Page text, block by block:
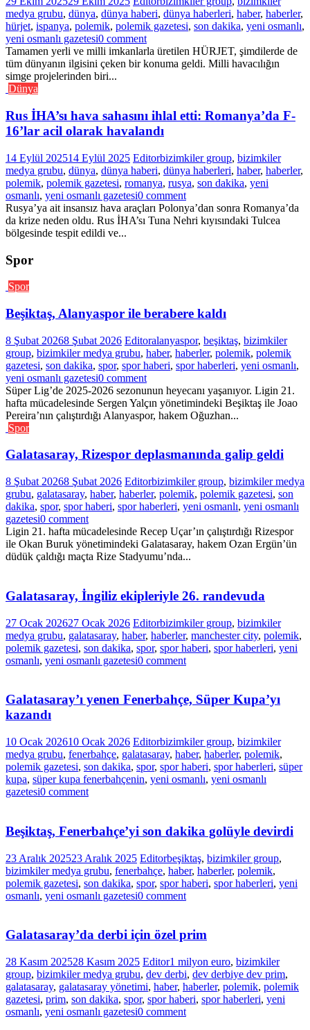
medya grubu, dünya, dünya haberi, dünya haberleri, haber, haberler,
hürjet, ispanya, polemik, polemik gazetesi, son dakika, yeni osmanlı,
yeni osmanlı gazetesi0 comment
Tamamen yerli ve milli imkanlarla üretilen HÜRJET, şimdilerde de
tüm dünyanın ilgisini çeken bir konuma geldi. Milli havacılığın
simge projelerinden biri...
Dünya
Rus İHA’sı hava sahasını ihlal etti: Romanya’da F-
16’lar acil olarak havalandı
14 Eylül 202514 Eylül 2025 Editorbizimkiler group, bizimkiler
medya grubu, dünya, dünya haberi, dünya haberleri, haber, haberler,
polemik, polemik gazetesi, romanya, rusya, son dakika, yeni
osmanlı, yeni osmanlı gazetesi0 comment
Rusya’ya ait insansız hava araçları Polonya’dan sonra Romanya’da
da krize neden oldu. Rus İHA’sı Tuna Nehri kıyısındaki Tulcea
bölgesinde tespit edildi ve...
Spor
Spor
Beşiktaş, Alanyaspor ile berabere kaldı
8 Şubat 20268 Şubat 2026 Editoralanyaspor, beşiktaş, bizimkiler
group, bizimkiler medya grubu, haber, haberler, polemik, polemik
gazetesi, son dakika, spor, spor haberi, spor haberleri, yeni osmanlı,
yeni osmanlı gazetesi0 comment
Süper Lig’de 2025-2026 sezonunun heyecanı yaşanıyor. Ligin 21.
hafta mücadelesinde Sergen Yalçın yönetimindeki Beşiktaş ile Joao
Pereira’nın çalıştırdığı Alanyaspor, hakem Oğuzhan...
Spor
Galatasaray, Rizespor deplasmanında galip geldi
8 Şubat 20268 Şubat 2026 Editorbizimkiler group, bizimkiler medya
grubu, galatasaray, haber, haberler, polemik, polemik gazetesi, son
dakika, spor, spor haberi, spor haberleri, yeni osmanlı, yeni osmanlı
gazetesi0 comment
Ligin 21. hafta mücadelesinde Recep Uçar’ın çalıştırdığı Rizespor
ile Okan Buruk yönetimindeki Galatasaray, hakem Ozan Ergün’ün
düdük çaldığı maçta Rize Stadyumu’nda...
Galatasaray, İngiliz ekipleriyle 26. randevuda
27 Ocak 202627 Ocak 2026 Editorbizimkiler group, bizimkiler
medya grubu, galatasaray, haber, haberler, manchester city, polemik,
polemik gazetesi, son dakika, spor, spor haberi, spor haberleri, yeni
osmanlı, yeni osmanlı gazetesi0 comment
Galatasaray’ı yenen Fenerbahçe, Süper Kupa’yı
kazandı
10 Ocak 202610 Ocak 2026 Editorbizimkiler group, bizimkiler
medya grubu, fenerbahçe, galatasaray, haber, haberler, polemik,
polemik gazetesi, son dakika, spor, spor haberi, spor haberleri, süper
kupa, süper kupa fenerbahçenin, yeni osmanlı, yeni osmanlı
gazetesi0 comment
Beşiktaş, Fenerbahçe’yi son dakika golüyle devirdi
23 Aralık 202523 Aralık 2025 Editorbeşiktaş, bizimkiler group,
bizimkiler medya grubu, fenerbahçe, haber, haberler, polemik,
polemik gazetesi, son dakika, spor, spor haberi, spor haberleri, yeni
osmanlı, yeni osmanlı gazetesi0 comment
Galatasaray’da derbi için özel prim
28 Kasım 202528 Kasım 2025 Editor1 milyon euro, bizimkiler
group, bizimkiler medya grubu, dev derbi, dev derbiye dev prim,
galatasaray, galatasaray yönetimi, haber, haberler, polemik, polemik
gazetesi, prim, son dakika, spor, spor haberi, spor haberleri, yeni
osmanlı, yeni osmanlı gazetesi0 comment